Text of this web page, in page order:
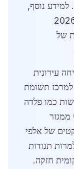
למידע נוסף,
הכל, שנת 2026
של
עירונית
למרכז תשומת
כמו פלדה
ממגזר
60%, עם פרויקטים של אלפי
תנודות
חזקה.